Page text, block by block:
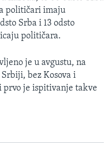
političari imaju
Srba i 13 odsto
političara.
je u avgustu, na
bez Kosova i
je ispitivanje takve